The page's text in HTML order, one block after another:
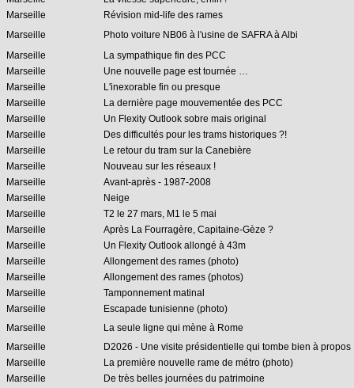
Marseille
Révision mid-life des rames
Marseille
Photo voiture NB06 à l'usine de SAFRA à Albi
Marseille
La sympathique fin des PCC
Marseille
Une nouvelle page est tournée …
Marseille
L'inexorable fin ou presque
Marseille
La dernière page mouvementée des PCC
Marseille
Un Flexity Outlook sobre mais original
Marseille
Des difficultés pour les trams historiques ?!
Marseille
Le retour du tram sur la Canebière
Marseille
Nouveau sur les réseaux !
Marseille
Avant-après - 1987-2008
Marseille
Neige
Marseille
T2 le 27 mars, M1 le 5 mai
Marseille
Après La Fourragère, Capitaine-Gèze ?
Marseille
Un Flexity Outlook allongé à 43m
Marseille
Allongement des rames (photo)
Marseille
Allongement des rames (photos)
Marseille
Tamponnement matinal
Marseille
Escapade tunisienne (photo)
Marseille
La seule ligne qui mène à Rome
Marseille
D2026 - Une visite présidentielle qui tombe bien à propos
Marseille
La première nouvelle rame de métro (photo)
Marseille
De très belles journées du patrimoine